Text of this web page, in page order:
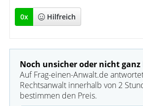
0x Hilfreich
Noch unsicher oder nicht ganz
Auf Frag-einen-Anwalt.de
Rechtsanwalt innerhalb von 2
bestimmen den Preis.